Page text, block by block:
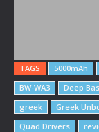
TAGS 5000mAh
BW-WA3
Deep
greek
Greek
Quad Drivers